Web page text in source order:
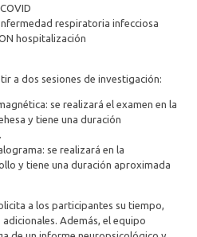
respiratoria infecciosa
hospitalización
a dos sesiones de investigación:
se realizará el examen en la
y tiene una duración
se realizará en la
y tiene una duración aproximada
a los participantes su tiempo,
Además, el equipo